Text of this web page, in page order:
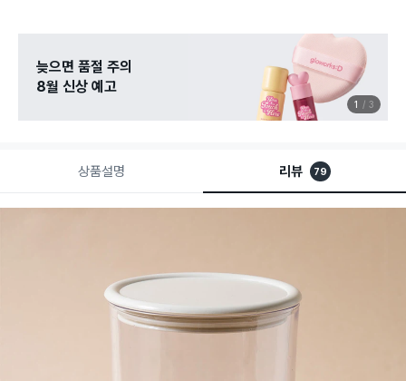
늦으면 품절 주의
8월 신상 예고
1 3
상품설명 리뷰 79